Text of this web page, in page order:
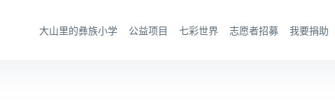
大山里的彝族小学 公益项目 七彩世界 志愿者招募 我要捐助